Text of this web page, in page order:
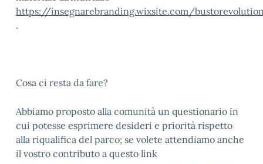
https://insegnarebranding.wixsite.com/
.
Cosa ci resta da fare?
Abbiamo proposto alla comunità un questionario in
cui potesse esprimere desideri e priorità rispetto
alla riqualifica del parco; se volete attendiamo anche
il vostro contributo a questo link